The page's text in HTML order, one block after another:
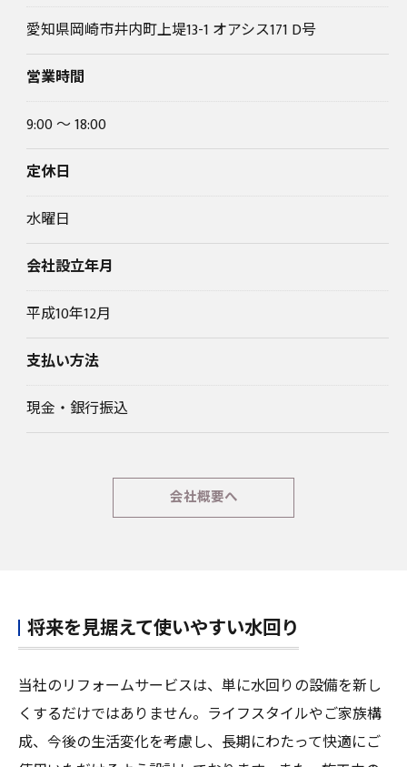
愛知県岡崎市井内町上堤13-1 オアシス171 D号
営業時間
9:00 ～ 18:00
定休日
水曜日
会社設立年月
平成10年12月
支払い方法
現金・銀行振込
会社概要へ
将来を見据えて使いやすい水回り
当社のリフォームサービスは、単に水回りの設備を新し
くするだけではありません。ライフスタイルやご家族構
成、今後の生活変化を考慮し、長期にわたって快適にご